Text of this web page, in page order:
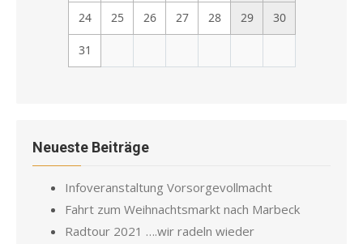
24 25 26 27 28 29 30
31
Neueste Beiträge
Infoveranstaltung Vorsorgevollmacht
Fahrt zum Weihnachtsmarkt nach Marbeck
Radtour 2021 ….wir radeln wieder